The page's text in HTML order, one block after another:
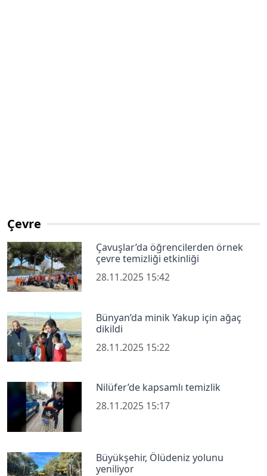
Çevre
Çavuşlar’da öğrencilerden örnek
çevre temizliği etkinliği
28.11.2025 15:42
Bünyan’da minik Yakup için ağaç
dikildi
28.11.2025 15:22
Nilüfer’de kapsamlı temizlik
28.11.2025 15:17
Büyükşehir, Ölüdeniz yolunu
yeniliyor